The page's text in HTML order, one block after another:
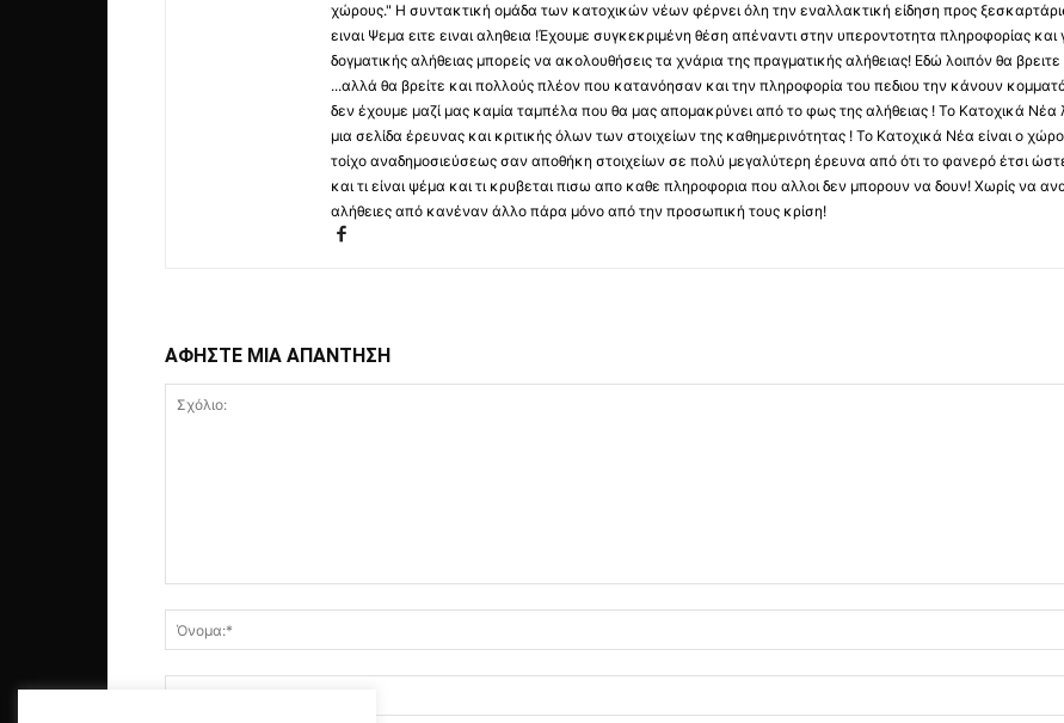
χώρους." Η συντακτική ομάδα των κατοχικών νέων φέρνει όλη την εναλλακτική είδηση προς
ειναι Ψεμα ειτε ειναι αληθεια !Έχουμε συγκεκριμένη θέση απέναντι στην υπεροντοτητα πληροφορίας και
δογματικής αλήθειας μπορείς να ακολουθήσεις τα χνάρια της πραγματικής αλήθειας! Εδώ λοιπόν θα
...αλλά θα βρείτε και πολλούς πλέον που κατανόησαν και την πληροφορία του πεδιου την κάνουν
δεν έχουμε μαζί μας καμία ταμπέλα που θα μας απομακρύνει από το φως της αλήθειας ! Το Κατοχικά Νέα
μια σελίδα έρευνας και κριτικής όλων των στοιχείων της καθημερινότητας ! Το Κατοχικά Νέα είναι ο
τοίχο αναδημοσιεύσεως σαν αποθήκη στοιχείων σε πολύ μεγαλύτερη έρευνα από ότι το φανερό έτσι
και τι είναι ψέμα και τι κρυβεται πισω απο καθε πληροφορια που αλλοι δεν μπορουν να δουν! Χωρίς να
αλήθειες από κανέναν άλλο πάρα μόνο από την προσωπική τους κρίση!
ΑΦΗΣΤΕ ΜΙΑ ΑΠΑΝΤΗΣΗ